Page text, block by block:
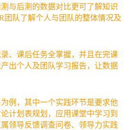
与后测的数据对比更可了解知识
团队了解个人与团队的整体情况及
、课后任务全掌握，并且在完课
出个人及团队学习报告，让数据
例，其中一个实践环节是要求他
计划表规划，应用课堂中学习到
领导反馈调查问卷、领导力实践